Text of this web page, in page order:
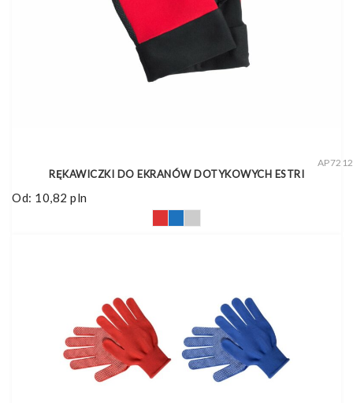
RĘKAWICZKI DO EKRANÓW DOTYKOWYCH ESTRI
Od: 10,82 pln